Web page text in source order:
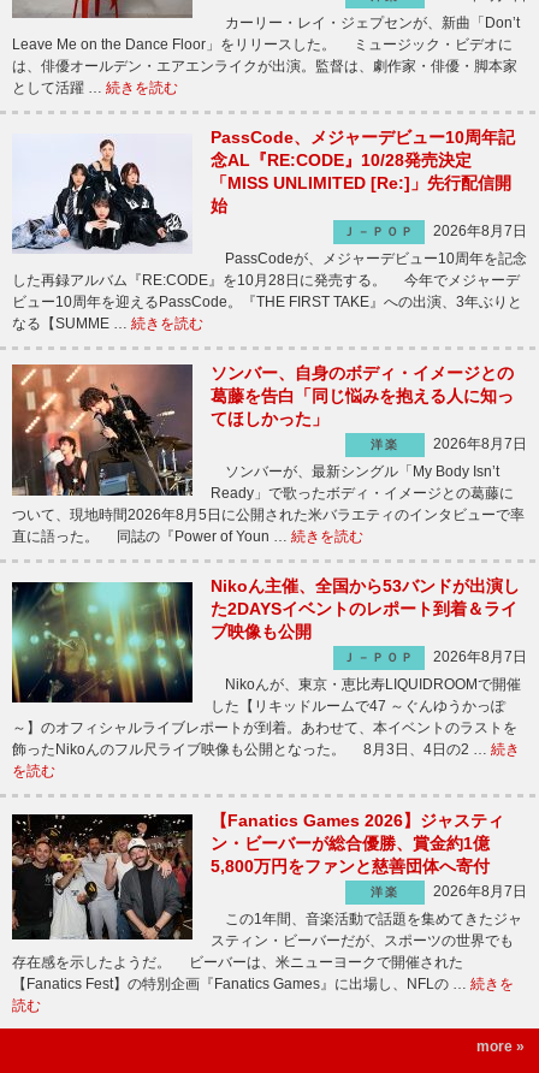
カーリー・レイ・ジェプセンが、新曲「Don’t
Leave Me on the Dance Floor」をリリースした。 ミュージック・ビデオに
は、俳優オールデン・エアエンライクが出演。監督は、劇作家・俳優・脚本家
として活躍 … 続きを読む
PassCode、メジャーデビュー10周年記
念AL『RE:CODE』10/28発売決定
「MISS UNLIMITED [Re:]」先行配信開
始
Ｊ－ＰＯＰ
2026年8月7日
PassCodeが、メジャーデビュー10周年を記念
した再録アルバム『RE:CODE』を10月28日に発売する。 今年でメジャーデ
ビュー10周年を迎えるPassCode。『THE FIRST TAKE』への出演、3年ぶりと
なる【SUMME … 続きを読む
ソンバー、自身のボディ・イメージとの
葛藤を告白「同じ悩みを抱える人に知っ
てほしかった」
洋楽
2026年8月7日
ソンバーが、最新シングル「My Body Isn’t
Ready」で歌ったボディ・イメージとの葛藤に
ついて、現地時間2026年8月5日に公開された米バラエティのインタビューで率
直に語った。 同誌の『Power of Youn … 続きを読む
Nikoん主催、全国から53バンドが出演し
た2DAYSイベントのレポート到着＆ライ
ブ映像も公開
Ｊ－ＰＯＰ
2026年8月7日
Nikoんが、東京・恵比寿LIQUIDROOMで開催
した【リキッドルームで47 ～ぐんゆうかっぽ
～】のオフィシャルライブレポートが到着。あわせて、本イベントのラストを
飾ったNikoんのフル尺ライブ映像も公開となった。 8月3日、4日の2 … 続き
を読む
【Fanatics Games 2026】ジャスティ
ン・ビーバーが総合優勝、賞金約1億
5,800万円をファンと慈善団体へ寄付
洋楽
2026年8月7日
この1年間、音楽活動で話題を集めてきたジャ
スティン・ビーバーだが、スポーツの世界でも
存在感を示したようだ。 ビーバーは、米ニューヨークで開催された
【Fanatics Fest】の特別企画『Fanatics Games』に出場し、NFLの … 続きを
読む
more »